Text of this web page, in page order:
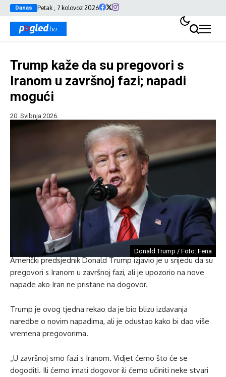
Danas Petak , 7 kolovoz 2026
Trump kaže da su pregovori s
Iranom u završnoj fazi; napadi
mogući
20. Svibnja 2026.
Donald Trump / Foto: Fena
Američki predsjednik Donald Trump izjavio je u srijedu da su
pregovori s Iranom u završnoj fazi, ali je upozorio na nove
napade ako Iran ne pristane na dogovor.
Trump je ovog tjedna rekao da je bio blizu izdavanja
naredbe o novim napadima, ali je odustao kako bi dao više
vremena pregovorima.
„U završnoj smo fazi s Iranom. Vidjet ćemo što će se
dogoditi. Ili ćemo imati dogovor ili ćemo učiniti neke stvari